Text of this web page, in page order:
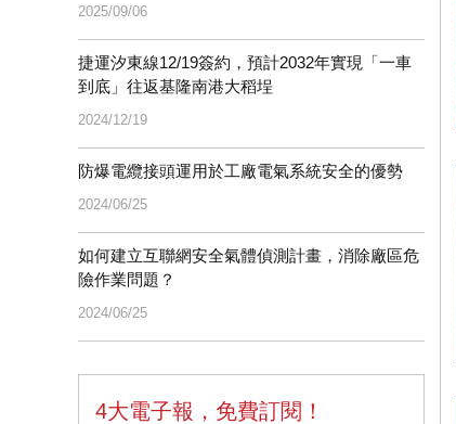
2025/09/06
捷運汐東線12/19簽約，預計2032年實現「一車
到底」往返基隆南港大稻埕
2024/12/19
防爆電纜接頭運用於工廠電氣系統安全的優勢
2024/06/25
如何建立互聯網安全氣體偵測計畫，消除廠區危
險作業問題？
2024/06/25
4大電子報，免費訂閱！